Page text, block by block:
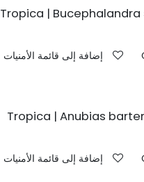
Tropica | Bucephalandra
إضافة إلى قائمة الأمنيات
Tropica | Anubias
إضافة إلى قائمة الأمنيات